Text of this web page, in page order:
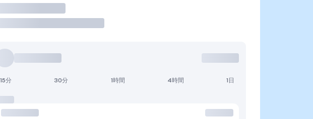
15分 30分 1時間 4時間 1日